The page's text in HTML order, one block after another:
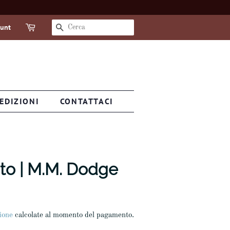
CERCA
CONTATTACI
| M.M. Dodge
calcolate al momento del pagamento.